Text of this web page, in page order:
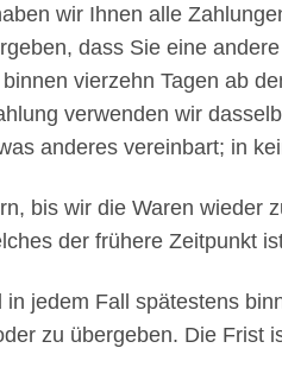
wir Ihnen alle
dass Sie eine
vierzehn Tagen ab
verwenden wir
anderes vereinbart; in
bis wir die Waren wieder
der frühere Zeitpunkt
jedem Fall spätestens
zu übergeben. Die Frist